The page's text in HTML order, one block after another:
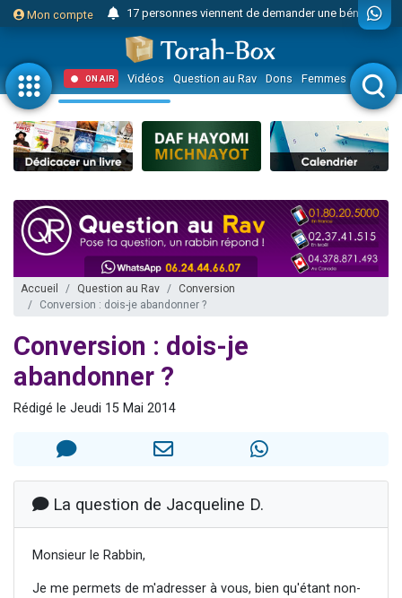
Mon compte
Il reste 49 places pour étudier en groupe sur Zoom
23 personnes viennent de faire un don pour Diane, 80 ans, dans un appartement insalubre
Eva vient de donner son Maasser
4 personnes viennent de nous rejoindre sur WhatsApp
3 personnes viennent de nous rejoindre sur WhatsApp
3 personnes viennent de faire un don pour 5 jours de vacances aux Orphelins
Odaya vient de donner son Maasser
13 personnes viennent de demander une bénédiction
30 personnes viennent de faire un don pour Sauvez la jambe de Yohan
12 nouvelles musiques dans Torah-Box Music
Il reste 49 places pour étudier en groupe sur Zoom
2 nouvelles musiques dans Torah-Box Music
8 personnes viennent de faire un don pour Tsédaka : pauvres d'Israel
2 personnes viennent de faire un don pour 1 Journée de Vacances Pour les Enfants
ON AIR Vidéos Question au Rav Dons Femmes Enfants
Accueil Question au Rav
Conversion
Conversion : dois-je abandonner ?
Conversion : dois-je
abandonner ?
Rédigé le Jeudi 15 Mai 2014
La question de Jacqueline D.
Monsieur le Rabbin,
Je me permets de m'adresser à vous, bien qu'étant non-